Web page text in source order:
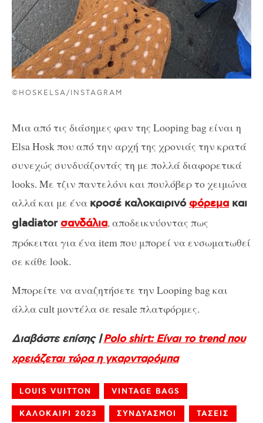
©HOSKELSA/INSTAGRAM
Μια από τις διάσημες φαν της Looping bag είναι η
Elsa Hosk που από την αρχή της χρονιάς την κρατά
συνεχώς συνδυάζοντάς τη με πολλά διαφορετικά
looks. Με τζιν παντελόνι και πουλόβερ το χειμώνα
αλλά και με ένα κροσέ καλοκαιρινόφόρεμα και
gladiatorσανδάλια, αποδεικνύοντας πως
πρόκειται για ένα item που μπορεί να ενσωματωθεί
σε κάθε look.
Μπορείτε να αναζητήσετε την Looping bag και
άλλα cult μοντέλα σε resale πλατφόρμες.
Διαβάστε επίσης |Polo shirt: Είναι το trend που
χρειάζεται τώρα η γκαρνταρόμπα
LOUIS VUITTON VINTAGE BAGS
ΚΑΛΟΚΑΙΡΙ 2023 ΣΥΝΔΥΑΣΜΟΙ ΤΑΣΕΙΣ